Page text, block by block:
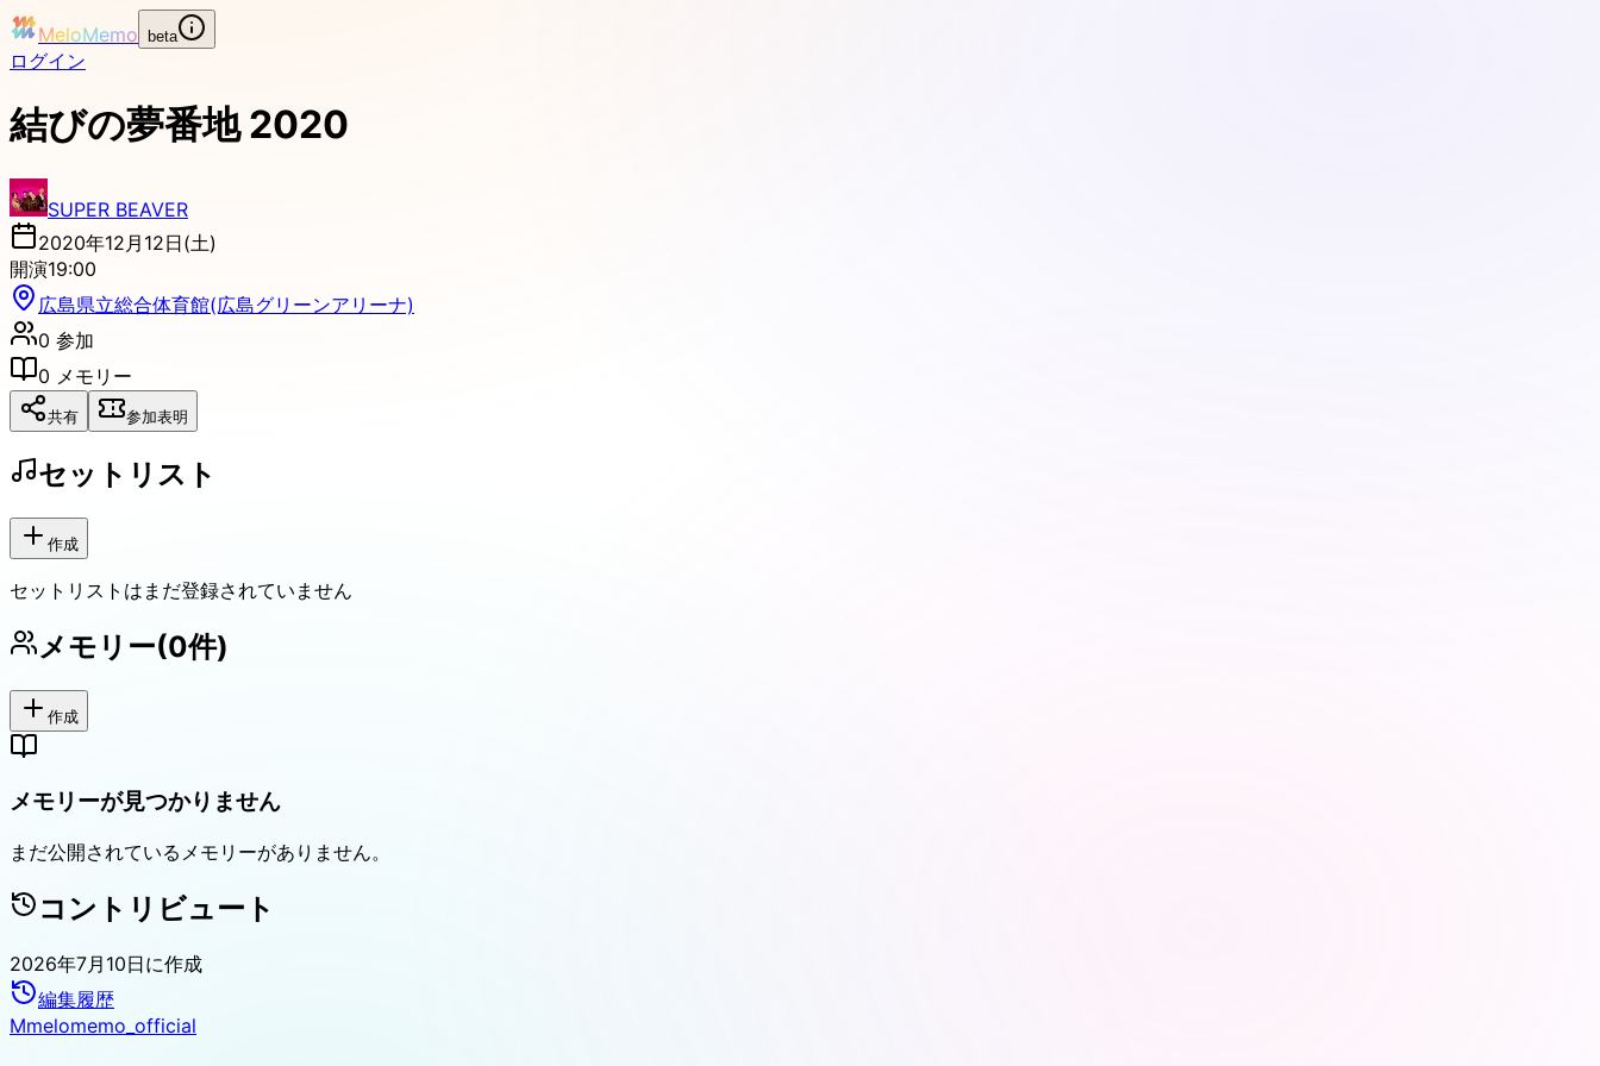
MeloMemo beta
ログイン
結びの夢番地 2020
SUPER BEAVER
2020年12月12日(土)
開演19:00
広島県立総合体育館(広島グリーンアリーナ)
0 参加
0 メモリー
共有 参加表明
セットリスト
作成
セットリストはまだ登録されていません
メモリー(0件)
作成
メモリーが見つかりません
まだ公開されているメモリーがありません。
コントリビュート
2026年7月10日に作成
編集履歴
Mmelomemo_official